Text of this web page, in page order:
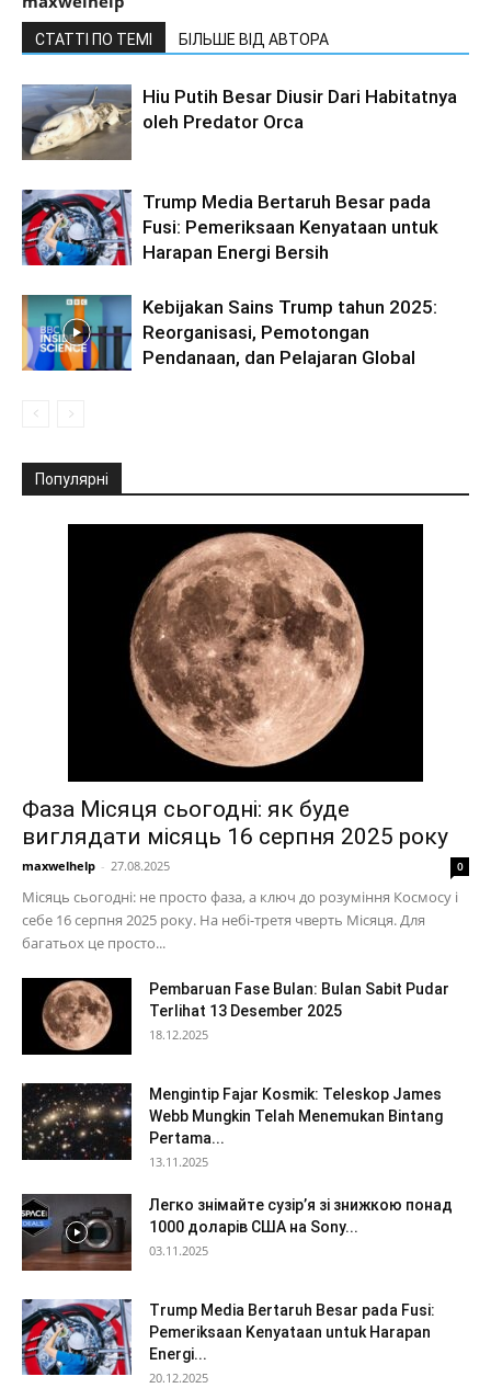
СТАТТІ ПО ТЕМІ БІЛЬШЕ ВІД АВТОРА
Hiu Putih Besar Diusir Dari Habitatnya
oleh Predator Orca
Trump Media Bertaruh Besar pada
Fusi: Pemeriksaan Kenyataan untuk
Harapan Energi Bersih
Kebijakan Sains Trump tahun 2025:
Reorganisasi, Pemotongan
Pendanaan, dan Pelajaran Global
Популярні
Фаза Місяця сьогодні: як буде
виглядати місяць 16 серпня 2025 року
maxwelhelp - 27.08.2025 0
Місяць сьогодні: не просто фаза, а ключ до розуміння Космосу і
себе 16 серпня 2025 року. На небі-третя чверть Місяця. Для
багатьох це просто...
Pembaruan Fase Bulan: Bulan Sabit Pudar
Terlihat 13 Desember 2025
18.12.2025
Mengintip Fajar Kosmik: Teleskop James
Webb Mungkin Telah Menemukan Bintang
Pertama...
13.11.2025
Легко знімайте сузір’я зі знижкою понад
1000 доларів США на Sony...
03.11.2025
Trump Media Bertaruh Besar pada Fusi:
Pemeriksaan Kenyataan untuk Harapan
Energi...
20.12.2025